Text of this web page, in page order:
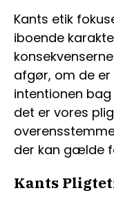
Kants etik
iboende
afgør, om de
intentionen bag
det er vores
der kan gælde
Kants